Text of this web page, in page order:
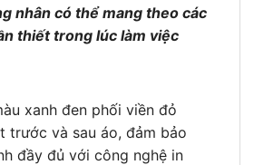
nhân có thể mang theo các
thiết trong lúc làm việc
xanh đen phối viền đỏ
trước và sau áo, đảm bảo
đầy đủ với công nghệ in